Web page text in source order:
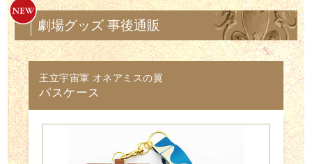
劇場グッズ 事後通販
王立宇宙軍 オネアミスの翼
パスケース